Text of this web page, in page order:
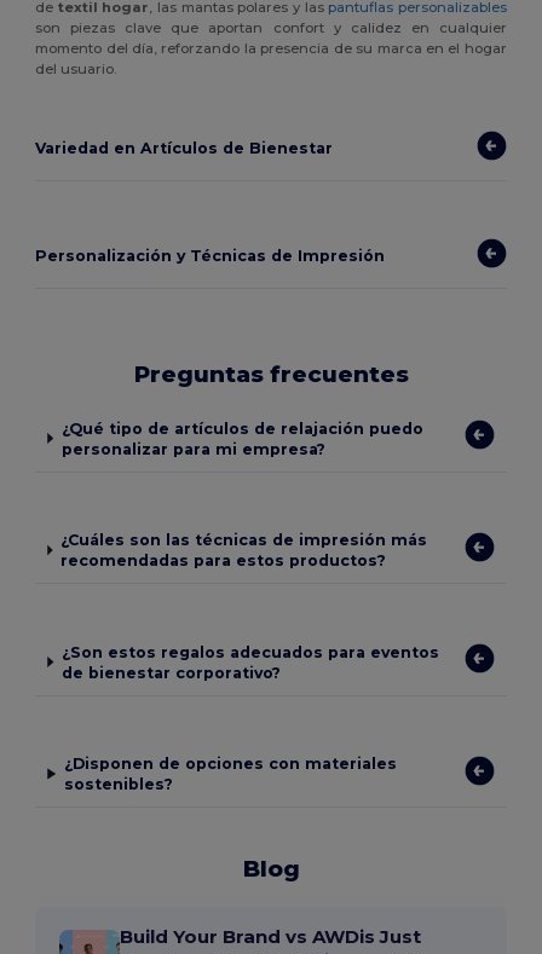
de textil hogar , las mantas polares y laspantuflas personalizables
son piezas clave que aportan confort y calidez en cualquier
momento del día, reforzando la presencia de su marca en el hogar
del usuario.
Variedad en Artículos de Bienestar
Personalización y Técnicas de Impresión
Preguntas frecuentes
¿Qué tipo de artículos de relajación puedo
personalizar para mi empresa?
¿Cuáles son las técnicas de impresión más
recomendadas para estos productos?
¿Son estos regalos adecuados para eventos
de bienestar corporativo?
¿Disponen de opciones con materiales
sostenibles?
Blog
Build Your Brand vs AWDis Just